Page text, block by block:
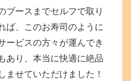
ブースまでセルフで取り
ば、このお寿司のように
ービスの方々が運んでき
あり、本当に快適に絶品
ませていただけました！